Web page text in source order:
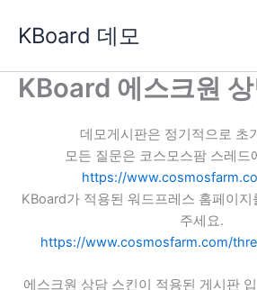
로
KBoard 데모
KBoard 에스크원
데모게시판은 정기적으로 초
모든 질문은 코스모스팜 스레드
https://
KBoard가 적용된 워드프레스 홈페이
주세요.
https://www.cosmosfarm.com/
에스크원 상담 스킨이 적용된 게시판